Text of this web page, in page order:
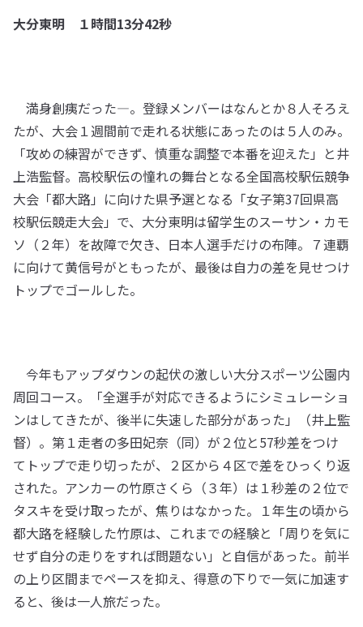
大分東明 １時間13分42秒
満身創痍だった―。登録メンバーはなんとか８人そろえ
たが、大会１週間前で走れる状態にあったのは５人のみ。
「攻めの練習ができず、慎重な調整で本番を迎えた」と井
上浩監督。高校駅伝の憧れの舞台となる全国高校駅伝競争
大会「都大路」に向けた県予選となる「女子第37回県高
校駅伝競走大会」で、大分東明は留学生のスーサン・カモ
ソ（２年）を故障で欠き、日本人選手だけの布陣。７連覇
に向けて黄信号がともったが、最後は自力の差を見せつけ
トップでゴールした。
今年もアップダウンの起伏の激しい大分スポーツ公園内
周回コース。「全選手が対応できるようにシミュレーショ
ンはしてきたが、後半に失速した部分があった」（井上監
督）。第１走者の多田妃奈（同）が２位と57秒差をつけ
てトップで走り切ったが、２区から４区で差をひっくり返
された。アンカーの竹原さくら（３年）は１秒差の２位で
タスキを受け取ったが、焦りはなかった。１年生の頃から
都大路を経験した竹原は、これまでの経験と「周りを気に
せず自分の走りをすれば問題ない」と自信があった。前半
の上り区間までペースを抑え、得意の下りで一気に加速す
ると、後は一人旅だった。